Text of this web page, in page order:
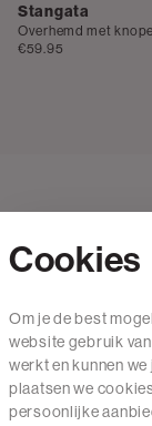
Stangata
Overhemd met
€59.95
Mail ons
020 - 3412 650
Cookies
Om je de best
website gebruik
werkt en kunnen
plaatsen we
persoonlijke